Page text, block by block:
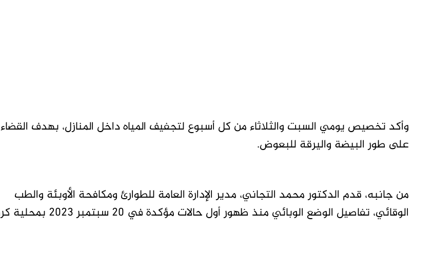
وأكد تخصيص يومي السبت والثلاثاء من كل أسبوع لتجفيف المياه داخل المنازل، بهدف القضاء
على طور البيضة واليرقة للبعوض.
من جانبه، قدم الدكتور محمد التجاني، مدير الإدارة العامة للطوارئ ومكافحة الأوبئة والطب
الوقائي، تفاصيل الوضع الوبائي منذ ظهور أول حالات مؤكدة في 20 سبتمبر 2023 بمحلية كرري.